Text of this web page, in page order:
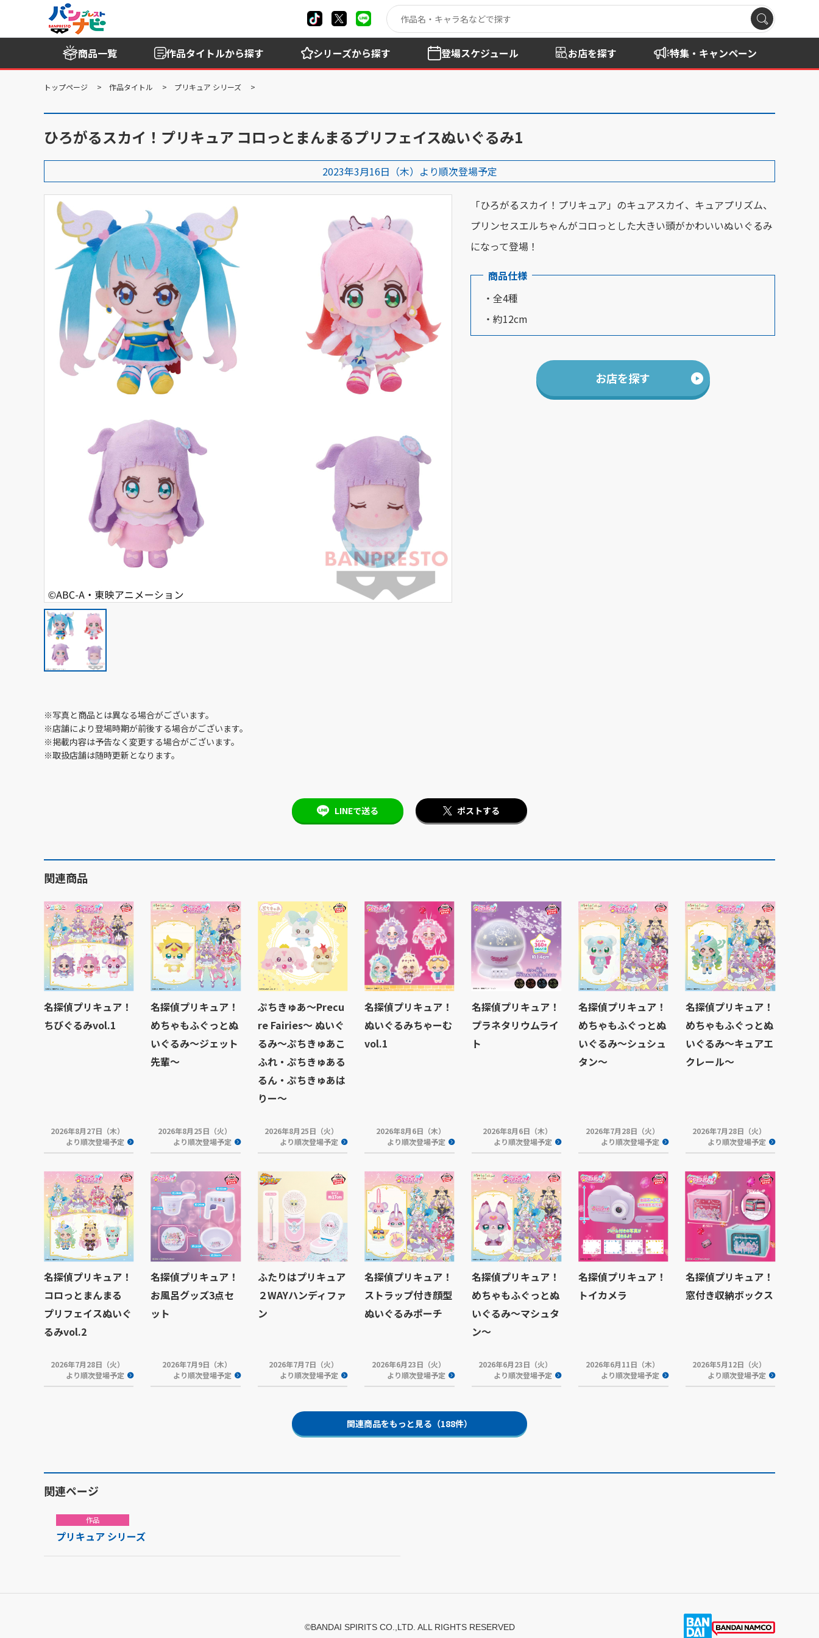
商品一覧 作品タイトルから探す シリーズから探す 登場スケジュール お店を探す 特集・キャンペーン
トップページ 作品タイトル プリキュア シリーズ
ひろがるスカイ！プリキュア コロっとまんまるプリフェイスぬいぐるみ1
2023年3月16日（木）より順次登場予定
「ひろがるスカイ！プリキュア」のキュアスカイ、キュアプリズム、
プリンセスエルちゃんがコロっとした大きい頭がかわいいぬいぐるみ
になって登場！
商品仕様
・全4種
・約12cm
お店を探す
※写真と商品とは異なる場合がございます。
※店舗により登場時期が前後する場合がございます。
※掲載内容は予告なく変更する場合がございます。
※取扱店舗は随時更新となります。
LINEで送る ポストする
関連商品
名探偵プリキュア！
ちびぐるみvol.1
2026年8月27日（木）
より順次登場予定
名探偵プリキュア！
めちゃもふぐっとぬ
いぐるみ～ジェット
先輩～
2026年8月25日（火）
より順次登場予定
ぷちきゅあ～Precu
re Fairies～ ぬいぐ
るみ～ぷちきゅあこ
ふれ・ぷちきゅある
るん・ぷちきゅあは
りー～
2026年8月25日（火）
より順次登場予定
名探偵プリキュア！
ぬいぐるみちゃーむ
vol.1
2026年8月6日（木）
より順次登場予定
名探偵プリキュア！
プラネタリウムライ
ト
2026年8月6日（木）
より順次登場予定
名探偵プリキュア！
めちゃもふぐっとぬ
いぐるみ～シュシュ
タン～
2026年7月28日（火）
より順次登場予定
名探偵プリキュア！
めちゃもふぐっとぬ
いぐるみ～キュアエ
クレール～
2026年7月28日（火）
より順次登場予定
名探偵プリキュア！
コロっとまんまる
プリフェイスぬいぐ
るみvol.2
2026年7月28日（火）
より順次登場予定
名探偵プリキュア！
お風呂グッズ3点セ
ット
2026年7月9日（木）
より順次登場予定
ふたりはプリキュア
２WAYハンディファ
ン
2026年7月7日（火）
より順次登場予定
名探偵プリキュア！
ストラップ付き顔型
ぬいぐるみポーチ
2026年6月23日（火）
より順次登場予定
名探偵プリキュア！
めちゃもふぐっとぬ
いぐるみ～マシュタ
ン～
2026年6月23日（火）
より順次登場予定
名探偵プリキュア！
トイカメラ
2026年6月11日（木）
より順次登場予定
名探偵プリキュア！
窓付き収納ボックス
2026年5月12日（火）
より順次登場予定
関連商品をもっと見る（188件）
関連ページ
作品
プリキュア シリーズ
©BANDAI SPIRITS CO.,LTD. ALL RIGHTS RESERVED